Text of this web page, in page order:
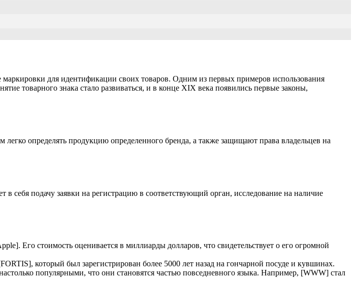
для идентификации своих товаров. Одним из первых примеров использования
товарного знака стало развиваться, и в конце XIX века появились первые законы,
определять продукцию определенного бренда, а также защищают права владельцев на
себя подачу заявки на регистрацию в соответствующий орган, исследование на наличие
Его стоимость оценивается в миллиарды долларов, что свидетельствует о его огромной
который был зарегистрирован более 5000 лет назад на гончарной посуде и кувшинах.
популярными, что они становятся частью повседневного языка. Например, [WWW] стал